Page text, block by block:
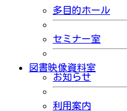
多目的ホール
セミナー室
図書映像資料室
お知らせ
利用案内